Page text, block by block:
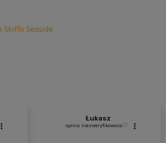
Seaside
Łukasz
opinia niezweryfikowana